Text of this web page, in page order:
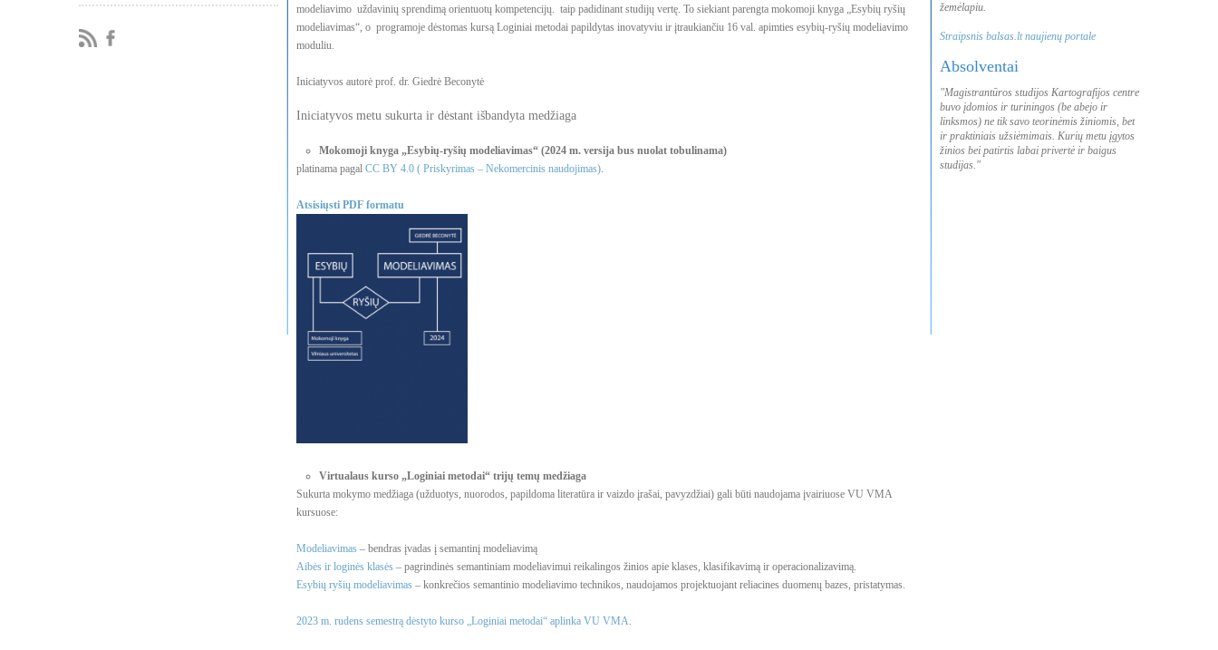
modeliavimo uždavinių sprendimą orientuotų kompetencijų. taip padidinant studijų vertę. To siekiant parengta mokomoji knyga „Esybių ryšių
modeliavimas“, o programoje dėstomas kursą Loginiai metodai papildytas inovatyviu ir įtraukiančiu 16 val. apimties esybių-ryšių modeliavimo
moduliu.
Iniciatyvos autorė prof. dr. Giedrė Beconytė
Iniciatyvos metu sukurta ir dėstant išbandyta medžiaga
Mokomoji knyga „Esybių-ryšių modeliavimas“ (2024 m. versija bus nuolat tobulinama)
platinama pagal CC BY 4.0 ( Priskyrimas – Nekomercinis naudojimas).
Atsisiųsti PDF formatu
Virtualaus kurso „Loginiai metodai“ trijų temų medžiaga
Sukurta mokymo medžiaga (užduotys, nuorodos, papildoma literatūra ir vaizdo įrašai, pavyzdžiai) gali būti naudojama įvairiuose VU VMA
kursuose:
Modeliavimas – bendras įvadas į semantinį modeliavimą
Aibės ir loginės klasės – pagrindinės semantiniam modeliavimui reikalingos žinios apie klases, klasifikavimą ir operacionalizavimą.
Esybių ryšių modeliavimas – konkrečios semantinio modeliavimo technikos, naudojamos projektuojant reliacines duomenų bazes, pristatymas.
2023 m. rudens semestrą dėstyto kurso „Loginiai metodai“ aplinka VU VMA.
žemėlapiu.
Straipsnis balsas.lt naujienų portale
Absolventai
"Magistrantūros studijos Kartografijos centre
buvo įdomios ir turiningos (be abejo ir
linksmos) ne tik savo teorinėmis žiniomis, bet
ir praktiniais užsiėmimais. Kurių metu įgytos
žinios bei patirtis labai privertė ir baigus
studijas."